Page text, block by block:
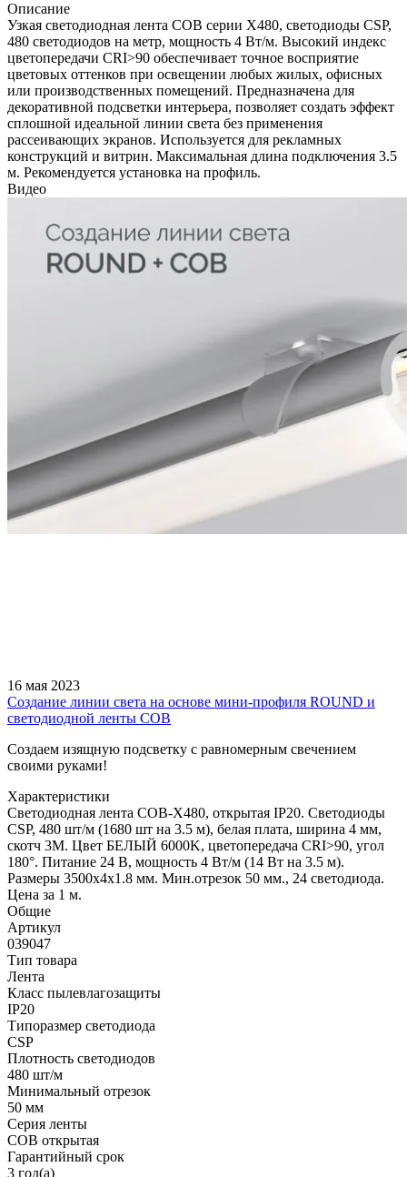
Описание
Узкая светодиодная лента COB серии X480, светодиоды CSP,
480 светодиодов на метр, мощность 4 Вт/м. Высокий индекс
цветопередачи CRI>90 обеспечивает точное восприятие
цветовых оттенков при освещении любых жилых, офисных
или производственных помещений. Предназначена для
декоративной подсветки интерьера, позволяет создать эффект
сплошной идеальной линии света без применения
рассеивающих экранов. Используется для рекламных
конструкций и витрин. Максимальная длина подключения 3.5
м. Рекомендуется установка на профиль.
Видео
16 мая 2023
Создание линии света на основе мини-профиля ROUND и
светодиодной ленты COB
Создаем изящную подсветку с равномерным свечением
своими руками!
Характеристики
Светодиодная лента COB-X480, открытая IP20. Светодиоды
CSP, 480 шт/м (1680 шт на 3.5 м), белая плата, ширина 4 мм,
скотч 3М. Цвет БЕЛЫЙ 6000K, цветопередача CRI>90, угол
180°. Питание 24 В, мощность 4 Вт/м (14 Вт на 3.5 м).
Размеры 3500х4х1.8 мм. Мин.отрезок 50 мм., 24 светодиода.
Цена за 1 м.
Общие
Артикул
039047
Тип товара
Лента
Класс пылевлагозащиты
IP20
Типоразмер светодиода
CSP
Плотность светодиодов
480 шт/м
Минимальный отрезок
50 мм
Серия ленты
COB открытая
Гарантийный срок
3 год(а)